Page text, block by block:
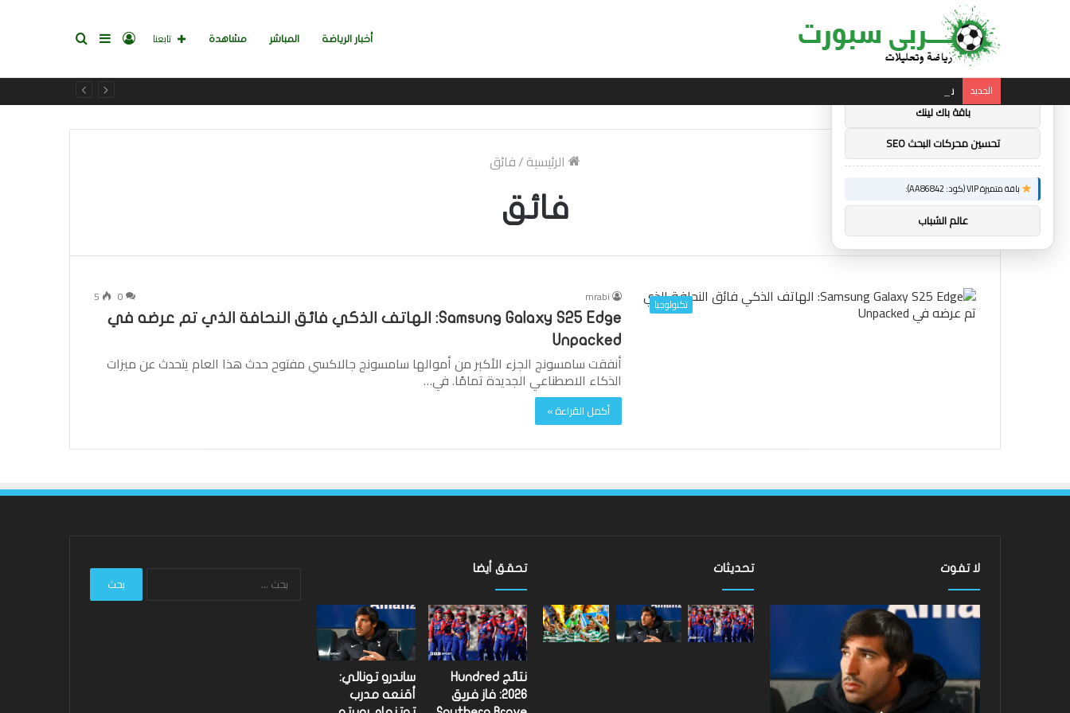
أخبار الرياضة المباشر مشاهدة بحثإضافةتسجيل تابعنا
الجديد ساندرو تونالي: أقنعه مدرب توتنهام روبرتو دي زيربي بسرعة بالتوقيع
الرئيسية/فائق
فائق
تكنولوجيا mrabi
0
5
Samsung Galaxy S25 Edge: الهاتف الذكي فائق النحافة الذي تم عرضه في
Unpacked
أنفقت سامسونج الجزء الأكبر من أموالها سامسونج جالاكسي مفتوح حدث هذا العام يتحدث عن ميزات
الذكاء الاصطناعي الجديدة تمامًا. في…
أكمل القراءة »
لا تفوت
ساندرو
توتنهام
روبرتو
لقد
عادت
الدوري
ألعاب
الكومنولث
الإنجليزية
إيميلي
ليفربول:
هارفي
إليوت
مستعد
لاغتنام
تحديثات تحقق أيضا
نتائج Hundred
2026: فاز فريق
ساندرو تونالي:
أقنعه مدرب
البحث
توصيات : ×
باقة متميزة VIP (كود: AA11138):
باقة باك لينك
تحسين محركات البحث SEO
باقة متميزة VIP (كود: AA86842):
عالم الشباب